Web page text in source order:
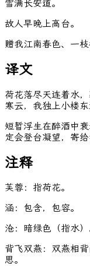
雪满长安道。
故人早晚上高台。
赠我江南春色、 一枝
译文
荷花落尽天连着水
寒云，我独上小楼东
短暂浮生在醉酒中
定会登台凝望，寄给
注释
芙蓉：指荷花。
涵：包含，包容。
沧：暗绿色（指水）
背飞双燕：双燕相
思。